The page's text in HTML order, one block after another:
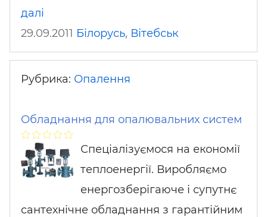
далі
29.09.2011 Білорусь, Вітебськ
Рубрика: Опалення
Обладнання для опалювальних систем
Спеціалізуємося на економії
теплоенергії. Виробляємо
енергозберігаюче і супутнє
сантехнічне обладнання з гарантійним